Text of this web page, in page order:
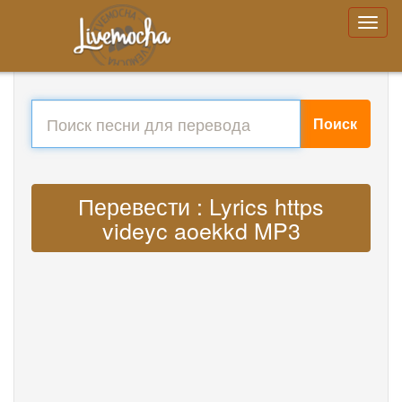
Поиск
Перевести : Lyrics https
videyc aoekkd MP3